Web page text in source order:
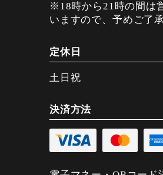
※18時から21時の間は
いますので、予めご了
定休日
土日祝
決済方法